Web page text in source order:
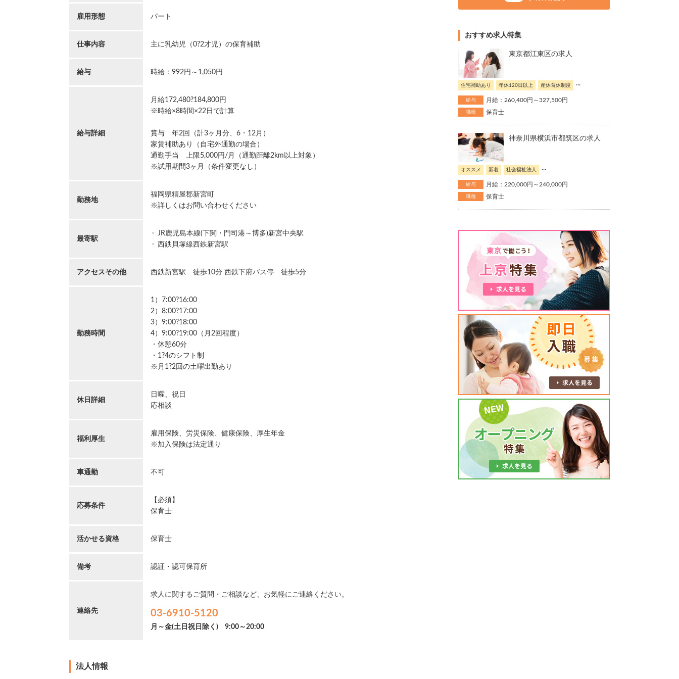
雇用形態 パート
仕事内容 主に乳幼児（0?2才児）の保育補助
給与 時給：992円～1,050円
給与詳細
月給172,480?184,800円
※時給×8時間×22日で計算
賞与 年2回（計3ヶ月分、6・12月）
家賃補助あり（自宅外通勤の場合）
通勤手当 上限5,000円/月（通勤距離2km以上対象）
※試用期間3ヶ月（条件変更なし）
勤務地
福岡県糟屋郡新宮町
※詳しくはお問い合わせください
最寄駅
JR鹿児島本線(下関・門司港～博多)新宮中央駅
西鉄貝塚線西鉄新宮駅
アクセスその他 西鉄新宮駅 徒歩10分 西鉄下府バス停 徒歩5分
勤務時間
1）7:00?16:00
2）8:00?17:00
3）9:00?18:00
4）9:00?19:00（月2回程度）
・休憩60分
・1?4のシフト制
※月1?2回の土曜出勤あり
休日詳細
日曜、祝日
応相談
福利厚生
雇用保険、労災保険、健康保険、厚生年金
※加入保険は法定通り
車通勤 不可
応募条件
【必須】
保育士
活かせる資格 保育士
備考 認証・認可保育所
連絡先
求人に関するご質問・ご相談など、お気軽にご連絡ください。
03-6910-5120
月～金(土日祝日除く) 9:00～20:00
法人情報
おすすめ求人特集
東京都江東区の求人
住宅補助あり 年休120日以上 産休育休制度 ...
給与 月給：260,400円～327,500円
職種 保育士
神奈川県横浜市都筑区の求人
オススメ 新着 社会福祉法人 ...
給与 月給：220,000円～240,000円
職種 保育士